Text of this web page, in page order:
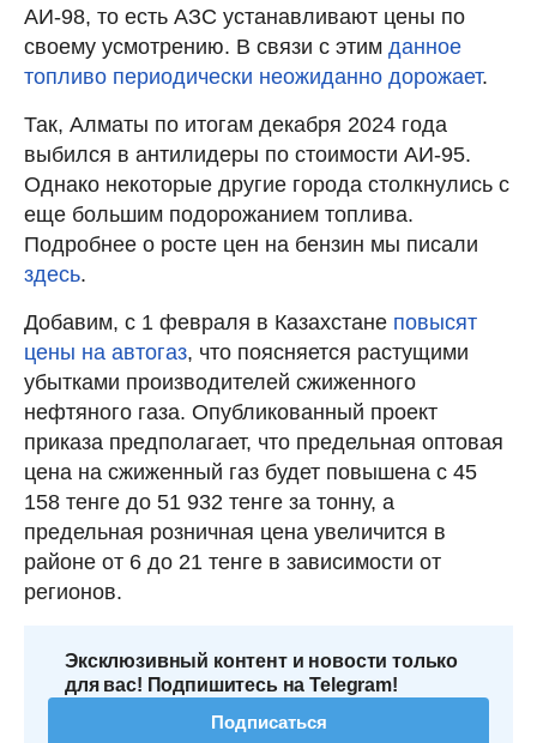
АИ-98, то есть АЗС устанавливают цены по
своему усмотрению. В связи с этим данное
топливо периодически неожиданно дорожает.
Так, Алматы по итогам декабря 2024 года
выбился в антилидеры по стоимости АИ-95.
Однако некоторые другие города столкнулись с
еще большим подорожанием топлива.
Подробнее о росте цен на бензин мы писали
здесь.
Добавим, с 1 февраля в Казахстане повысят
цены на автогаз, что поясняется растущими
убытками производителей сжиженного
нефтяного газа. Опубликованный проект
приказа предполагает, что предельная оптовая
цена на сжиженный газ будет повышена c 45
158 тенге до 51 932 тенге за тонну, а
предельная розничная цена увеличится в
районе от 6 до 21 тенге в зависимости от
регионов.
Эксклюзивный контент и новости только
для вас! Подпишитесь на Telegram!
Подписаться